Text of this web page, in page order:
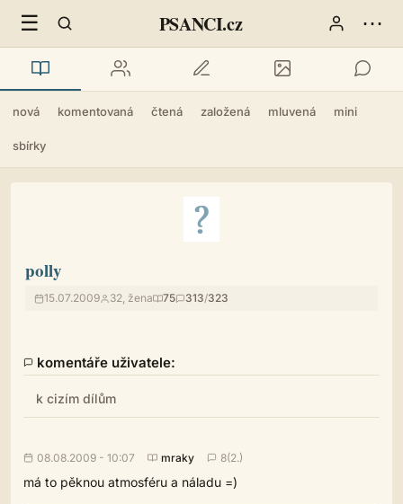
☰ PSANCI.cz ⋯
nová komentovaná čtená založená mluvená mini
sbírky
polly
15.07.2009 32, žena 75 313/323
komentáře uživatele:
k cizím dílům
08.08.2009 - 10:07 mraky 8(2.)
má to pěknou atmosféru a náladu =)